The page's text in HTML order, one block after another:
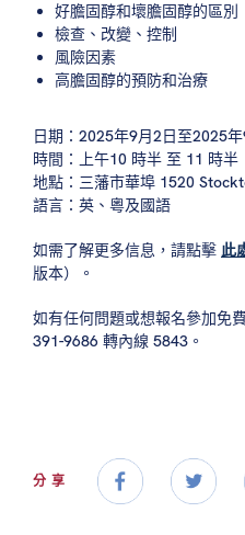
好膽固醇和壞膽固醇的區別
檢查、改變、控制
風險因素
高膽固醇的預防和治療
日期：2025年9月2日至2025
時間：上午10 時半 至 11 時半
地點：三藩市華埠 1520
語言：英、粵及國語
如需了解更多信息，請點擊 此
版本）。
如有任何問題或想報名參加免
391-9686 轉內線 5843。
分享